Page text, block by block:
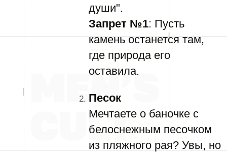
души".
Запрет №1: Пусть
камень останется там,
где природа его
оставила.
Песок
Мечтаете о баночке с
белоснежным песочком
из пляжного рая? Увы, но